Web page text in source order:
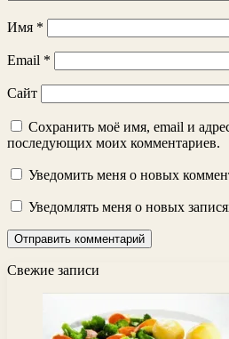
Имя *
Email *
Сайт
Сохранить моё имя, email и
последующих моих комментариев.
Уведомить меня о новых
Уведомлять меня о новых
Свежие записи